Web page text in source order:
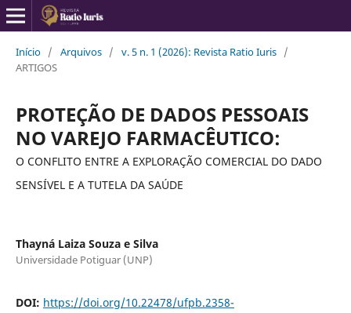
Início / Arquivos / v. 5 n. 1 (2026): Revista Ratio Iuris /
ARTIGOS
PROTEÇÃO DE DADOS PESSOAIS
NO VAREJO FARMACÊUTICO:
O CONFLITO ENTRE A EXPLORAÇÃO COMERCIAL DO DADO
SENSÍVEL E A TUTELA DA SAÚDE
Thayná Laiza Souza e Silva
Universidade Potiguar (UNP)
DOI: https://doi.org/10.22478/ufpb.2358-